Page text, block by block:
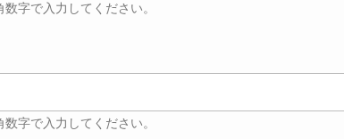
字で入力してください。
字で入力してください。